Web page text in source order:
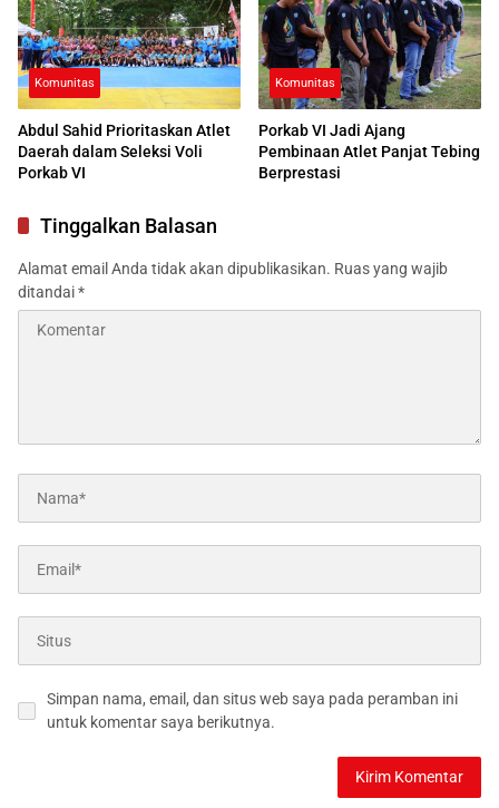
Komunitas
Abdul Sahid Prioritaskan Atlet
Daerah dalam Seleksi Voli
Porkab VI
Komunitas
Porkab VI Jadi Ajang
Pembinaan Atlet Panjat Tebing
Berprestasi
Tinggalkan Balasan
Alamat email Anda tidak akan dipublikasikan. Ruas yang wajib
ditandai*
Simpan nama, email, dan situs web saya pada peramban ini
untuk komentar saya berikutnya.